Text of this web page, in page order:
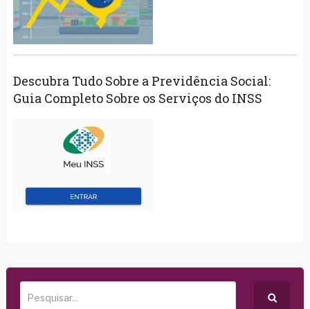
Descubra Tudo Sobre a Previdência Social:
Guia Completo Sobre os Serviços do INSS